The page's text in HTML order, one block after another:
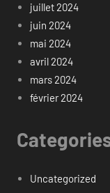
juillet 2024
juin 2024
mai 2024
avril 2024
mars 2024
février 2024
Uncategorized